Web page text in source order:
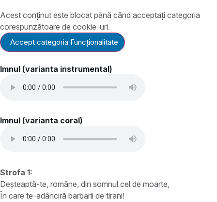
Acest conținut este blocat până când acceptați categoria
corespunzătoare de cookie-uri.
Accept categoria Funcționalitate
Imnul (varianta instrumental)
Imnul (varianta coral)
Strofa 1:
Deșteaptă-te, române, din somnul cel de moarte,
În care te-adânciră barbarii de tirani!